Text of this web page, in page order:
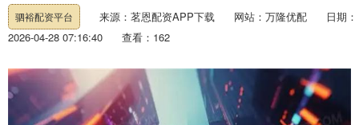
驷裕配资平台 来源：茗恩配资APP下载 网站：万隆优配
日期：
2026-04-28 07:16:40
查看：162